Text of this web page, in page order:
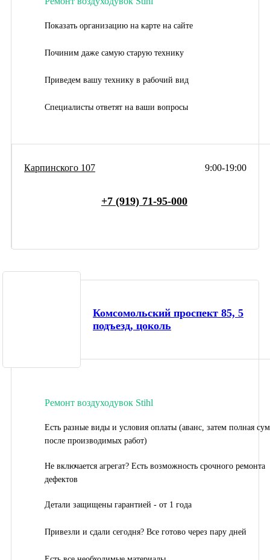
Показать организацию на карте на сайте
Починим даже самую старую технику
Приведем вашу технику в рабочий вид
Специалисты ответят на ваши вопросы
9:00-19:00
Карпинского 107
+7 (919) 71-95-000
Комсомольский проспект 85, 5
подъезд, цоколь
Ремонт воздуходувок Stihl
Есть разные виды и условия оплаты (аванс, затем полная
после производимых работ)
Не включается агрегат? Есть возможность срочного ремонта
дефектов
Детали защищены гарантией - от 1 года
Привезли и сдали сегодня? Все готово через пару дней